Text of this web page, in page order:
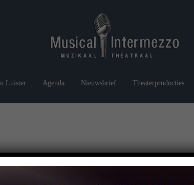
Luister Agenda Nieuwsbrief Theaterproducties